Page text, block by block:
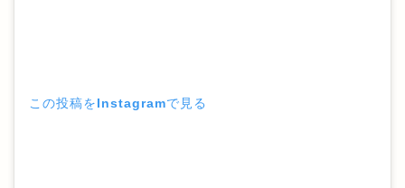
この投稿をInstagramで見る